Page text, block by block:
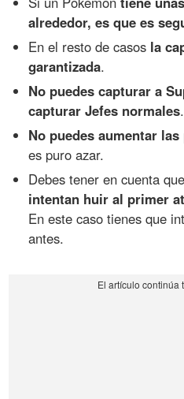
alrededor, es que es
En el resto de casos la
garantizada.
No puedes capturar a
capturar Jefes normales.
No puedes aumentar
es puro azar.
Debes tener en cuenta
intentan huir al primer
En este caso tienes que
antes.